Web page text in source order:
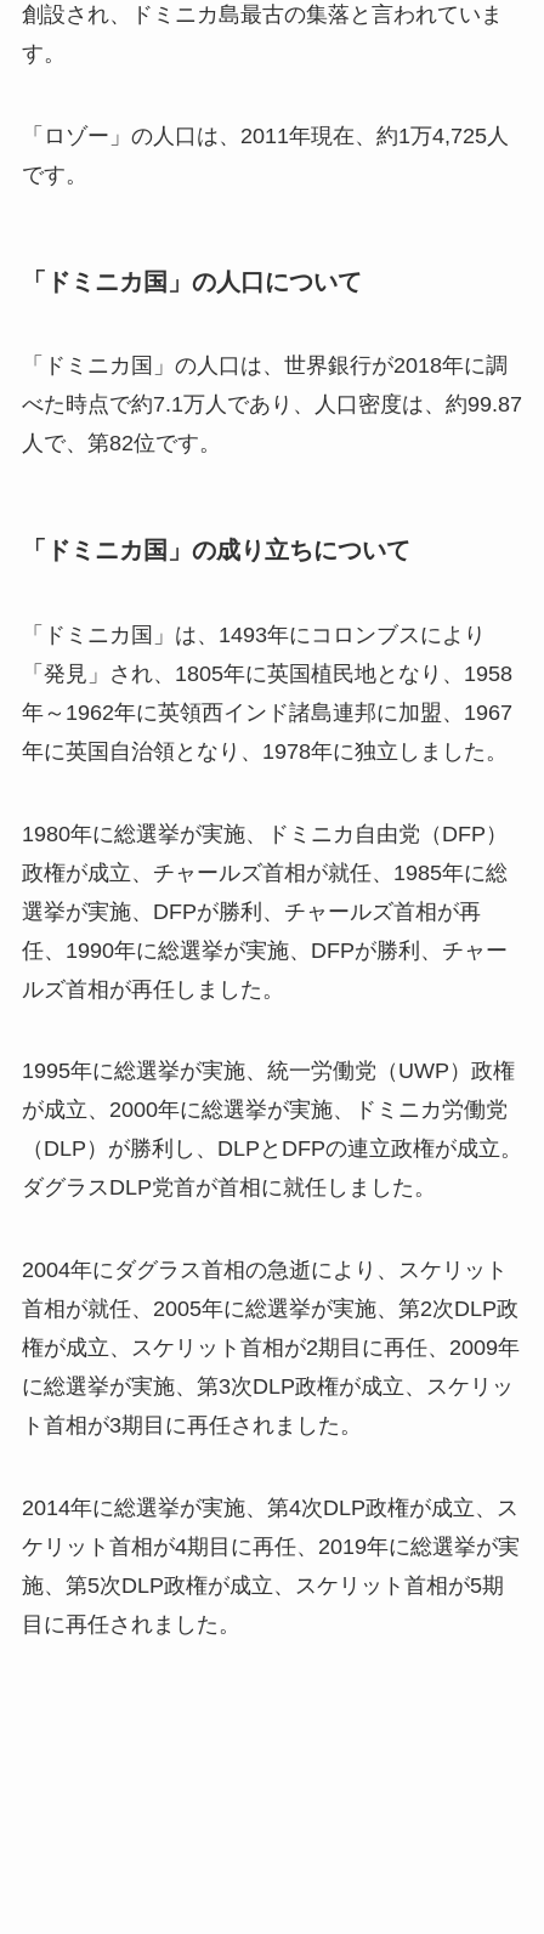
創設され、ドミニカ島最古の集落と言われていま
す。
「ロゾー」の人口は、2011年現在、約1万4,725人
です。
「ドミニカ国」の人口について
「ドミニカ国」の人口は、世界銀行が2018年に調
べた時点で約7.1万人であり、人口密度は、約99.87
人で、第82位です。
「ドミニカ国」の成り立ちについて
「ドミニカ国」は、1493年にコロンブスにより
「発見」され、1805年に英国植民地となり、1958
年～1962年に英領西インド諸島連邦に加盟、1967
年に英国自治領となり、1978年に独立しました。
1980年に総選挙が実施、ドミニカ自由党（DFP）
政権が成立、チャールズ首相が就任、1985年に総
選挙が実施、DFPが勝利、チャールズ首相が再
任、1990年に総選挙が実施、DFPが勝利、チャー
ルズ首相が再任しました。
1995年に総選挙が実施、統一労働党（UWP）政権
が成立、2000年に総選挙が実施、ドミニカ労働党
（DLP）が勝利し、DLPとDFPの連立政権が成立。
ダグラスDLP党首が首相に就任しました。
2004年にダグラス首相の急逝により、スケリット
首相が就任、2005年に総選挙が実施、第2次DLP政
権が成立、スケリット首相が2期目に再任、2009年
に総選挙が実施、第3次DLP政権が成立、スケリッ
ト首相が3期目に再任されました。
2014年に総選挙が実施、第4次DLP政権が成立、ス
ケリット首相が4期目に再任、2019年に総選挙が実
施、第5次DLP政権が成立、スケリット首相が5期
目に再任されました。